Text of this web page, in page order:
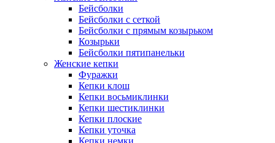
Бейсболки
Бейсболки с сеткой
Бейсболки с прямым козырьком
Козырьки
Бейсболки пятипанельки
Женские кепки
Фуражки
Кепки клош
Кепки восьмиклинки
Кепки шестиклинки
Кепки плоские
Кепки уточка
Кепки немки